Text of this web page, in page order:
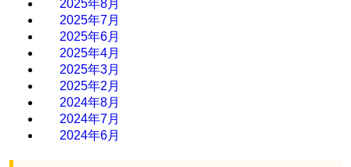
2025年8月
2025年7月
2025年6月
2025年4月
2025年3月
2025年2月
2024年8月
2024年7月
2024年6月